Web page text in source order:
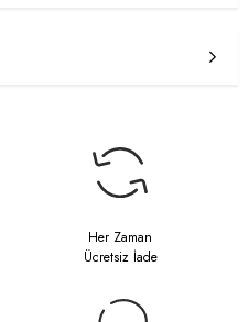
Her Zaman
Ücretsiz İade